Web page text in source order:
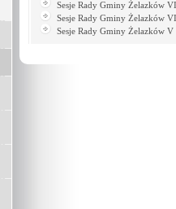
Sesje Rady Gminy Żelazków
Sesje Rady Gminy Żelazków
Sesje Rady Gminy Żelazków V